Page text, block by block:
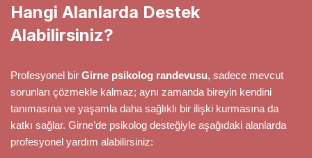
Hangi Alanlarda Destek
Alabilirsiniz?
Profesyonel bir Girne psikolog randevusu, sadece mevcut
sorunları çözmekle kalmaz; aynı zamanda bireyin kendini
tanımasına ve yaşamla daha sağlıklı bir ilişki kurmasına da
katkı sağlar. Girne’de psikolog desteğiyle aşağıdaki alanlarda
profesyonel yardım alabilirsiniz: